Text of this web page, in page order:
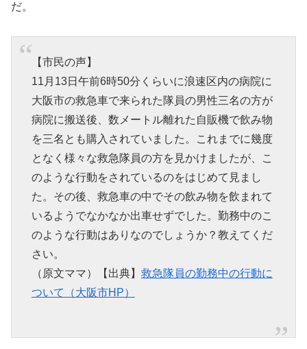
だ。
【市民の声】
11月13日午前6時50分くらいに浪速区内の病院に
大阪市の救急車で来られた隊員の男性三名の方が
病院に搬送後、数メートル離れた自販機で飲み物
を三名とも購入されていました。これまでに幾度
となく様々な救急隊員の方を見かけましたが、こ
のような行動をされているのをはじめて見まし
た。その後、救急車の中でその飲み物を飲まれて
いるようでなかなか出車せずでした。勤務中のこ
のような行動はありなのでしょうか？教えてくだ
さい。
（原文ママ）【出典】 救急隊員の勤務中の行動に
ついて（大阪市HP）